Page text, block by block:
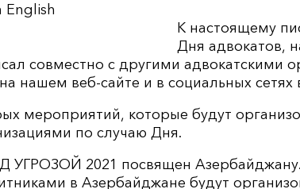
English
К настоящему
Дня адвокатов,
совместно с другими адвокатскими
нашем веб-сайте и в социальных сетях
мероприятий, которые будут
по случаю Дня.
2021 посвящен Азербайджану.
в Азербайджане будут